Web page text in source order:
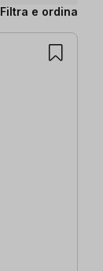
Filtra e ordina